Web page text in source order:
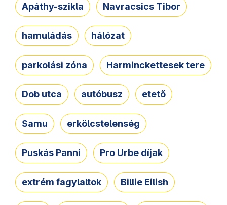
Apáthy-szikla Navracsics Tibor
hamuládás hálózat
parkolási zóna Harminckettesek tere
Dob utca autóbusz etető
Samu erkölcstelenség
Puskás Panni Pro Urbe díjak
extrém fagylaltok Billie Eilish